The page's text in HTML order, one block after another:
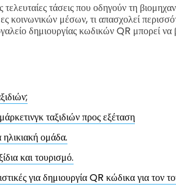
τάσεις που οδηγούν τη
κοινωνικών μέσων, τι απασχολεί
δημιουργίας κωδικών QR μπορεί
ταξιδιών προς εξέταση
ηλικιακή ομάδα.
και τουρισμό.
για δημιουργία QR κώδικα για τον